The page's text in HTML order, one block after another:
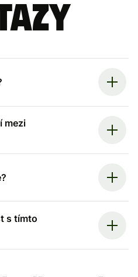
mezi
s tímto